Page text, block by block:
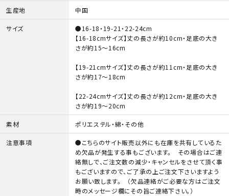
生産地 中国
サイズ
●16-18・19-21・22-24cm
【16-18cmサイズ】丈の長さが約10cm・足底の大き
さが約15～16cm
【19-21cmサイズ】丈の長さが約11cm・足底の大き
さが約17～18cm
【22-24cmサイズ】丈の長さが約12cm・足底の大き
さが約19～20cm
素材 ポリエステル・綿・その他
注意事項
●こちらのサイト販売以外にも在庫を共有しているた
め欠品が発生する事もございます。 その場合はご連
絡無しで、ご注文数の減少・キャンセルをさせて頂く事
もございますので、ご了承の上ご注文下さいますよう
お願い致します。 （欠品連絡がご必要な方はご注文
時のメッセージ欄にその旨ご連絡下さい。）